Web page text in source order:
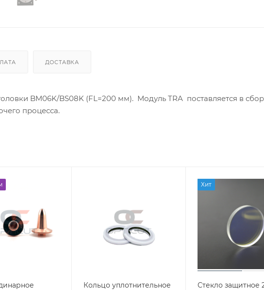
ДОСТАВКА
BM06K/BS08K (FL=200 мм). Модуль TRA поставляется в
процесса.
Кольцо уплотнительное
Хит
Стекло защитное